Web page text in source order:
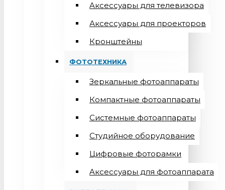
Aксессуары для телевизора
Аксессуары для проекторов
Кронштейны
ФОТОТЕХНИКА
Зеркальные фотоаппараты
Компактные фотоаппараты
Системные фотоаппараты
Студийное оборудование
Цифровые фоторамки
Aксессуары для фотоаппарата